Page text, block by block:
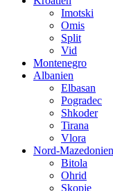
Imotski
Omis
Split
Vid
Montenegro
Albanien
Elbasan
Pogradec
Shkoder
Tirana
Vlora
Nord-Mazedonien
Bitola
Ohrid
Skopje